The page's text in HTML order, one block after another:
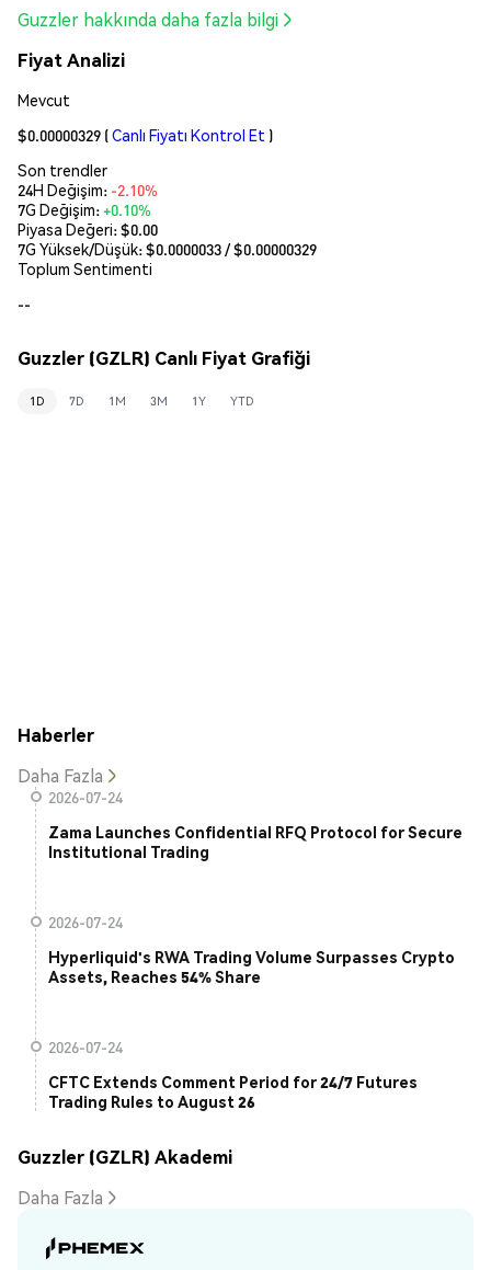
Guzzler hakkında daha fazla bilgi
Fiyat Analizi
Mevcut
$0.00000329 (Canlı Fiyatı Kontrol Et )
Son trendler
24H Değişim: -2.10%
7G Değişim:+0.10%
Piyasa Değeri:$0.00
7G Yüksek/Düşük: $0.0000033/ $0.00000329
Toplum Sentimenti
--
Guzzler (GZLR) Canlı Fiyat Grafiği
1D 7D 1M 3M 1Y YTD
Haberler
Daha Fazla
2026-07-24
Zama Launches Confidential RFQ Protocol for Secure
Institutional Trading
2026-07-24
Hyperliquid's RWA Trading Volume Surpasses Crypto
Assets, Reaches 54% Share
2026-07-24
CFTC Extends Comment Period for 24/7 Futures
Trading Rules to August 26
Guzzler (GZLR) Akademi
Daha Fazla